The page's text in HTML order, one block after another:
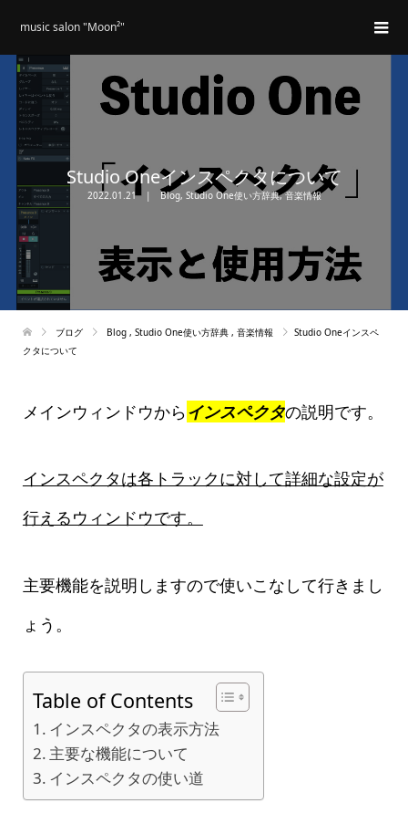
music salon "Moon²"
Studio Oneインスペクタについて
2022.01.21 Blog, Studio One使い方辞典,音楽情報
ブログ Blog , Studio One使い方辞典 , 音楽情報
Studio Oneインスペ
クタについて
メインウィンドウからインスペクタの説明です。
インスペクタは各トラックに対して詳細な設定が
行えるウィンドウです。
主要機能を説明しますので使いこなして行きまし
ょう。
Table of Contents
インスペクタの表示方法
主要な機能について
インスペクタの使い道